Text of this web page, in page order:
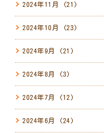
2024年11月 (21)
2024年10月 (23)
2024年9月 (21)
2024年8月 (3)
2024年7月 (12)
2024年6月 (24)